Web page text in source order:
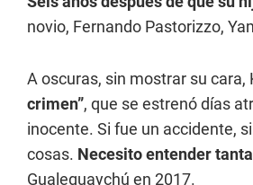
novio, Fernando Pastorizzo,
A oscuras, sin mostrar su cara,
crimen”, que se estrenó días
inocente. Si fue un accidente,
cosas. Necesito entender
Gualeguaychú en 2017.